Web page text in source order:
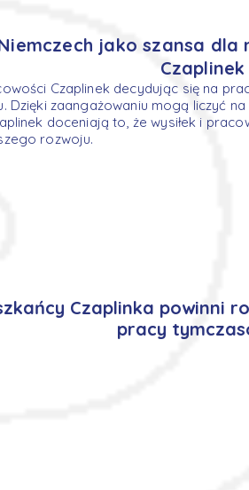
jako szansa dla
Czaplinek
Czaplinek decydując się na
Dzięki zaangażowaniu mogą liczyć
doceniają to, że wysiłek i
rozwoju.
Czaplinka powinni
pracy